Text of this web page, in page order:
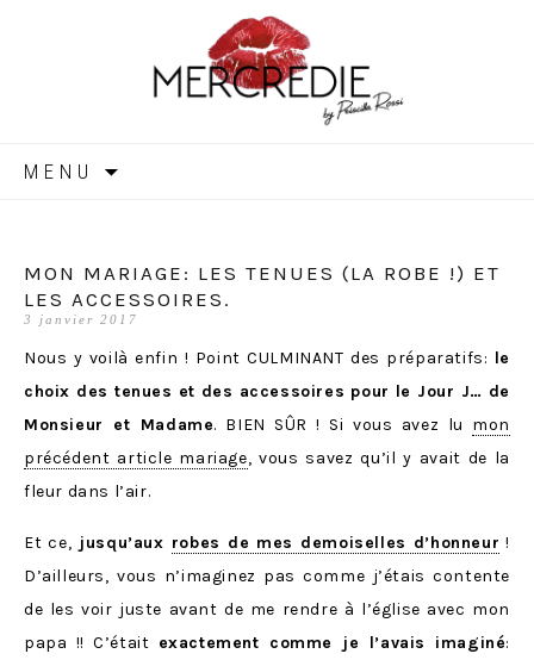
MERCREDIE
MENU
MON MARIAGE: LES TENUES (LA ROBE !) ET
LES ACCESSOIRES.
3 janvier 2017
Nous y voilà enfin ! Point CULMINANT des préparatifs: le
choix des tenues et des accessoires pour le Jour J… de
Monsieur et Madame. BIEN SÛR ! Si vous avez lu mon
précédent article mariage, vous savez qu’il y avait de la
fleur dans l’air.
Et ce, jusqu’aux robes de mes demoiselles d’honneur !
D’ailleurs, vous n’imaginez pas comme j’étais contente
de les voir juste avant de me rendre à l’église avec mon
papa !! C’était exactement comme je l’avais imaginé: